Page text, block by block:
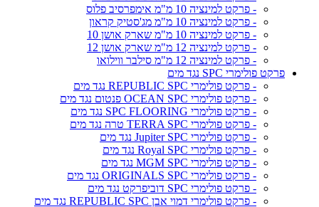
- פרקט למינציה 10 מ"מ אימפרסיב פלוס
- פרקט למינציה 10 מ"מ מג'סטיק קראון
- פרקט למינציה 10 מ"מ שארק אושן 10
- פרקט למינציה 12 מ"מ שארק אושן 12
- פרקט למינציה 12 מ"מ סילבר ווילואו
פרקט פולימרי SPC נגד מים
- פרקט פולימרי REPUBLIC SPC נגד מים
- פרקט פולימרי OCEAN SPC פנטום נגד מים
- פרקט פולימרי SPC FLOORING נגד מים
- פרקט פולימרי TERRA SPC טרה נגד מים
- פרקט פולימרי Jupiter SPC נגד מים
- פרקט פולימרי Royal SPC נגד מים
- פרקט פולימרי MGM SPC נגד מים
- פרקט פולימרי ORIGINALS SPC נגד מים
- פרקט פולימרי SPC דוביפרקט נגד מים
- פרקט פולימרי דמוי אבן REPUBLIC SPC נגד מים